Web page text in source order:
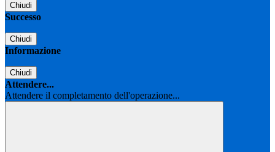
Chiudi
Successo
Chiudi
Informazione
Chiudi
Attendere...
Attendere il completamento dell'operazione...